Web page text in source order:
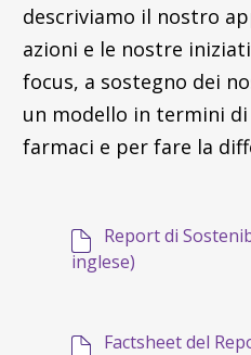
descriviamo il nostro
azioni e le nostre
focus, a sostegno dei
un modello in termini
farmaci e per fare la
Report di
inglese)
Factsheet del